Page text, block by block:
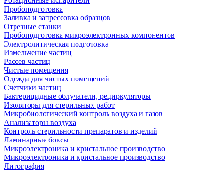
Пробоподготовка
Заливка и запрессовка образцов
Отрезные станки
Пробоподготовка микроэлектронных компонентов
Электролитическая подготовка
Измельчение частиц
Рассев частиц
Чистые помещения
Одежда для чистых помещений
Счетчики частиц
Бактерицидные облучатели, рециркуляторы
Изоляторы для стерильных работ
Микробиологический контроль воздуха и газов
Анализаторы воздуха
Контроль стерильности препаратов и изделий
Ламинарные боксы
Микроэлектроника и кристальное производство
Микроэлектроника и кристальное производство
Литография